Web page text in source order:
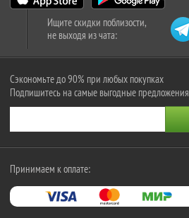
Ищите скидки поблизости,
не выходя из чата:
Сэкономьте до 90% при любых покупках
Подпишитесь на самые выгодные предложения
Принимаем к оплате: